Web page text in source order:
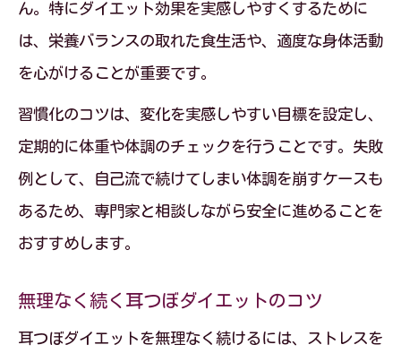
耳つぼダイエットと栄養管理の相互作用
バランスの良い栄養で耳つぼダイエット
を支える
リバウンドしない耳つぼダイエットの極
意
耳つぼダイエットの効果を持続させる方
法
耳つぼジュエリーの安全性とリスクを詳しく
ん。特にダイエット効果を実感しやすくするために
は、栄養バランスの取れた食生活や、適度な身体活動
を心がけることが重要です。
習慣化のコツは、変化を実感しやすい目標を設定し、
定期的に体重や体調のチェックを行うことです。失敗
例として、自己流で続けてしまい体調を崩すケースも
あるため、専門家と相談しながら安全に進めることを
おすすめします。
無理なく続く耳つぼダイエットのコツ
耳つぼダイエットを無理なく続けるには、ストレスを